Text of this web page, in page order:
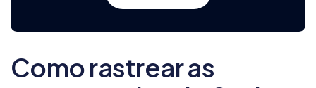
Como rastrear as